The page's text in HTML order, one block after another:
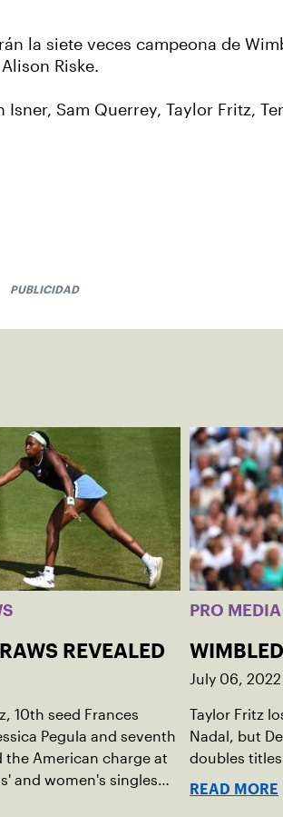
la siete veces campeona de
Riske.
Sam Querrey, Taylor Fritz,
PUBLICIDAD
REVEALED
10th seed Frances
Pegula and seventh
the American charge at
and women's singles
Friday for the grass-
PRO
July 06, 2022
Taylor Fritz
Nadal, but
doubles
READ MORE